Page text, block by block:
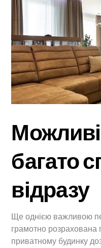
багато
відразу
Ще однією важливою
грамотно розрахована
приватному будинку